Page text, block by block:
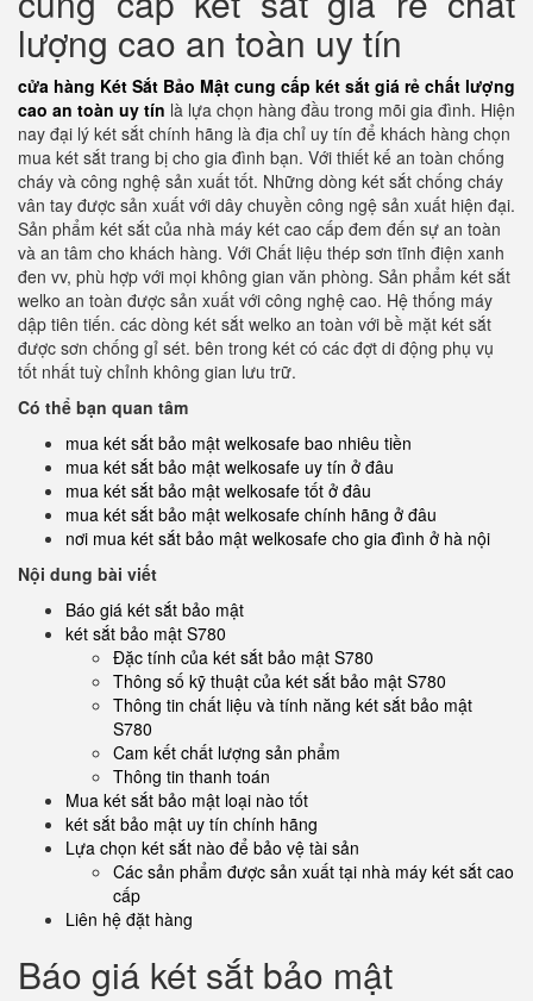
lượng cao an toàn uy tín
cửa hàng Két Sắt Bảo Mật cung cấp két sắt giá rẻ chất lượng
cao an toàn uy tín là lựa chọn hàng đầu trong mõi gia đình. Hiện
nay đại lý két sắt chính hãng là địa chỉ uy tín để khách hàng chọn
mua két sắt trang bị cho gia đình bạn. Với thiết kế an toàn chống
cháy và công nghệ sản xuất tốt. Những dòng két sắt chống cháy
vân tay được sản xuất với dây chuyền công ngệ sản xuất hiện đại.
Sản phẩm két sắt của nhà máy két cao cấp đem đến sự an toàn
và an tâm cho khách hàng. Với Chất liệu thép sơn tĩnh điện xanh
đen vv, phù hợp với mọi không gian văn phòng. Sản phẩm két sắt
welko an toàn được sản xuất với công nghệ cao. Hệ thống máy
dập tiên tiến. các dòng két sắt welko an toàn với bề mặt két sắt
được sơn chống gỉ sét. bên trong két có các đợt di động phụ vụ
tốt nhất tuỳ chỉnh không gian lưu trữ.
Có thể bạn quan tâm
mua két sắt bảo mật welkosafe bao nhiêu tiền
mua két sắt bảo mật welkosafe uy tín ở đâu
mua két sắt bảo mật welkosafe tốt ở đâu
mua két sắt bảo mật welkosafe chính hãng ở đâu
nơi mua két sắt bảo mật welkosafe cho gia đình ở hà nội
Nội dung bài viết
Báo giá két sắt bảo mật
két sắt bảo mật S780
Đặc tính của két sắt bảo mật S780
Thông số kỹ thuật của két sắt bảo mật S780
Thông tin chất liệu và tính năng két sắt bảo mật
S780
Cam kết chất lượng sản phẩm
Thông tin thanh toán
Mua két sắt bảo mật loại nào tốt
két sắt bảo mật uy tín chính hãng
Lựa chọn két sắt nào để bảo vệ tài sản
Các sản phẩm được sản xuất tại nhà máy két sắt cao
cấp
Liên hệ đặt hàng
Báo giá két sắt bảo mật